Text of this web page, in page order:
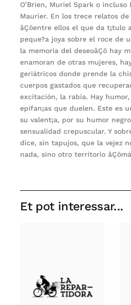
O’Brien, Muriel Spark o incluso
Maurier. En los trece relatos
âÇöentre ellos el que da t¡tulo
peque?a joya sobre el roce de
la memoria del deseoâÇö hay
enamoran de otras mujeres,
geriátricos donde prende la
cuerpos gastados que
excitación, la rabia. Hay humor,
epifan¡as que duelen. Este es
su valent¡a, por su humor
sensualidad crepuscular. Y
dice, sin tapujos, que la vejez
nada, sino otro territorio
Et pot interessar...